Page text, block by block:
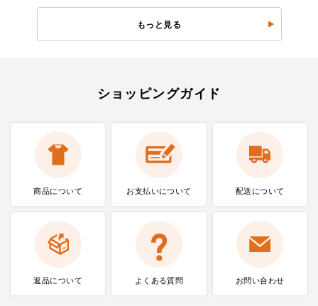
もっと見る
ショッピングガイド
商品について お支払いについて 配送について
返品について よくある質問 お問い合わせ